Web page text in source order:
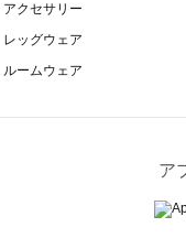
アクセサリー
レッグウェア
ルームウェア
ア